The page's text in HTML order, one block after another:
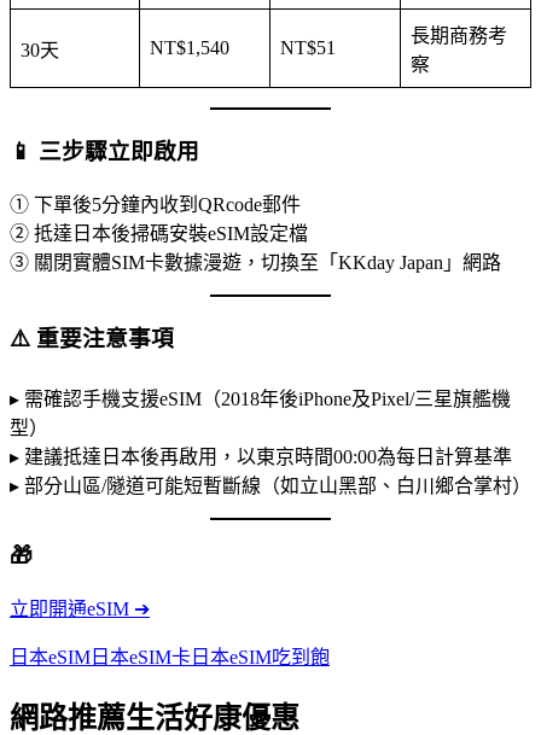
30天 NT$1,540 NT$51
長期商務考
察
📱 三步驟立即啟用
① 下單後5分鐘內收到QRcode郵件
② 抵達日本後掃碼安裝eSIM設定檔
③ 關閉實體SIM卡數據漫遊，切換至「KKday Japan」網路
⚠️ 重要注意事項
▸ 需確認手機支援eSIM（2018年後iPhone及Pixel/三星旗艦機
型）
▸ 建議抵達日本後再啟用，以東京時間00:00為每日計算基準
▸ 部分山區/隧道可能短暫斷線（如立山黑部、白川鄉合掌村）
🎁
立即開通eSIM ➔
日本eSIM 日本eSIM卡 日本eSIM吃到飽
網路推薦生活好康優惠